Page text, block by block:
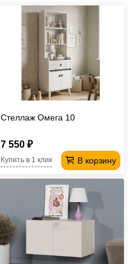
Стеллаж Омега 10
7 550 ₽
В корзину
Купить в 1 клик